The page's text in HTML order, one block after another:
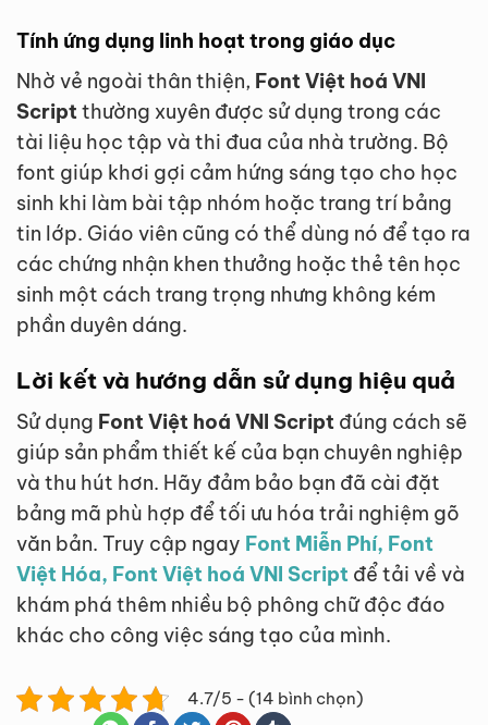
Tính ứng dụng linh hoạt trong giáo dục
Nhờ vẻ ngoài thân thiện, Font Việt hoá VNI
Script thường xuyên được sử dụng trong các
tài liệu học tập và thi đua của nhà trường. Bộ
font giúp khơi gợi cảm hứng sáng tạo cho học
sinh khi làm bài tập nhóm hoặc trang trí bảng
tin lớp. Giáo viên cũng có thể dùng nó để tạo ra
các chứng nhận khen thưởng hoặc thẻ tên học
sinh một cách trang trọng nhưng không kém
phần duyên dáng.
Lời kết và hướng dẫn sử dụng hiệu quả
Sử dụng Font Việt hoá VNI Script đúng cách sẽ
giúp sản phẩm thiết kế của bạn chuyên nghiệp
và thu hút hơn. Hãy đảm bảo bạn đã cài đặt
bảng mã phù hợp để tối ưu hóa trải nghiệm gõ
văn bản. Truy cập ngay Font Miễn Phí, Font
Việt Hóa, Font Việt hoá VNI Script để tải về và
khám phá thêm nhiều bộ phông chữ độc đáo
khác cho công việc sáng tạo của mình.
4.7/5 - (14 bình chọn)